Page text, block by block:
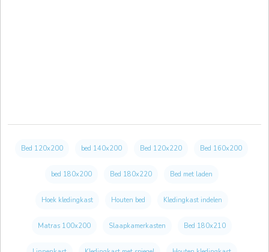
Bed 120x200 bed 140x200 Bed 120x220 Bed 160x200
bed 180x200 Bed 180x220 Bed met laden
Hoek kledingkast Houten bed Kledingkast indelen
Matras 100x200 Slaapkamerkasten Bed 180x210